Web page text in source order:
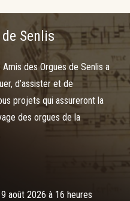
Senlis
des Orgues de Senlis a
d’assister et de
projets qui assureront la
des orgues de la
août 2026 à 16 heures